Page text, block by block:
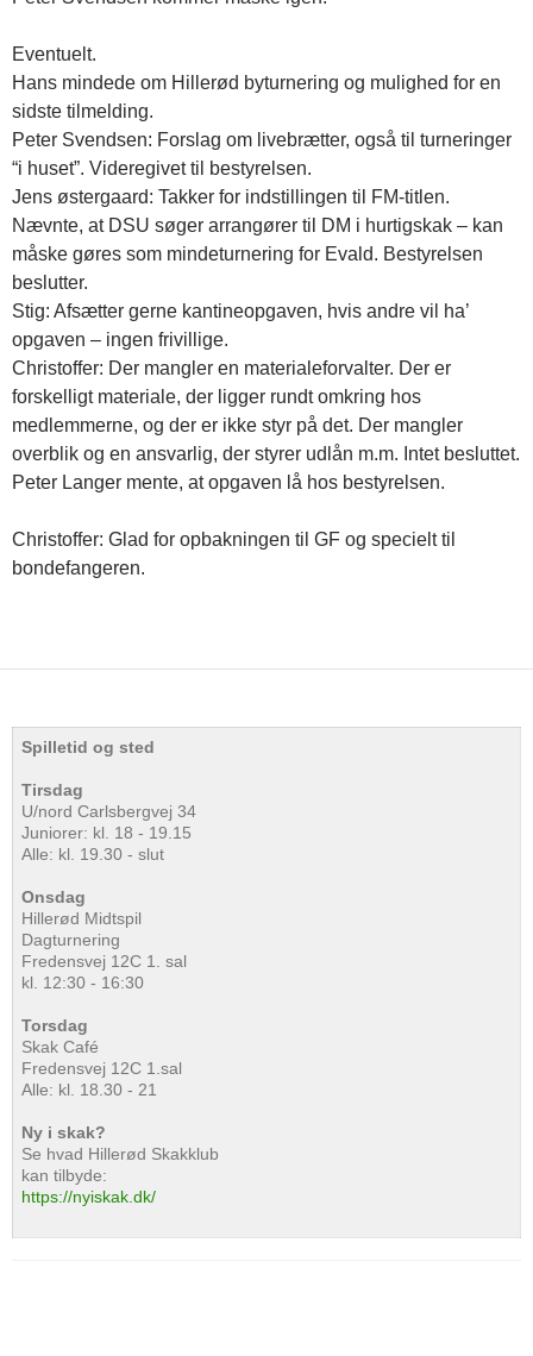
Eventuelt.
Hans mindede om Hillerød byturnering og mulighed for en
sidste tilmelding.
Peter Svendsen: Forslag om livebrætter, også til turneringer
“i huset”. Videregivet til bestyrelsen.
Jens østergaard: Takker for indstillingen til FM-titlen.
Nævnte, at DSU søger arrangører til DM i hurtigskak – kan
måske gøres som mindeturnering for Evald. Bestyrelsen
beslutter.
Stig: Afsætter gerne kantineopgaven, hvis andre vil ha’
opgaven – ingen frivillige.
Christoffer: Der mangler en materialeforvalter. Der er
forskelligt materiale, der ligger rundt omkring hos
medlemmerne, og der er ikke styr på det. Der mangler
overblik og en ansvarlig, der styrer udlån m.m. Intet besluttet.
Peter Langer mente, at opgaven lå hos bestyrelsen.
Christoffer: Glad for opbakningen til GF og specielt til
bondefangeren.
Spilletid og sted
Tirsdag
U/nord Carlsbergvej 34
Juniorer: kl. 18 - 19.15
Alle: kl. 19.30 - slut
Onsdag
Hillerød Midtspil
Dagturnering
Fredensvej 12C 1. sal
kl. 12:30 - 16:30
Torsdag
Skak Café
Fredensvej 12C 1.sal
Alle: kl. 18.30 - 21
Ny i skak?
Se hvad Hillerød Skakklub
kan tilbyde:
https://nyiskak.dk/